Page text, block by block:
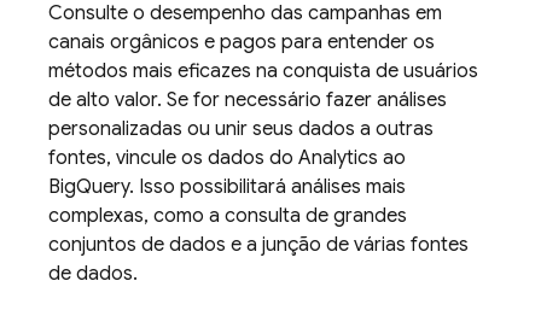
Consulte o desempenho das campanhas em
canais orgânicos e pagos para entender os
métodos mais eficazes na conquista de usuários
de alto valor. Se for necessário fazer análises
personalizadas ou unir seus dados a outras
fontes, vincule os dados do Analytics ao
BigQuery. Isso possibilitará análises mais
complexas, como a consulta de grandes
conjuntos de dados e a junção de várias fontes
de dados.